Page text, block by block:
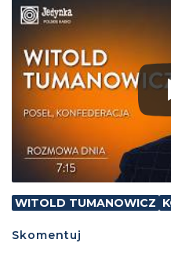
WITOLD TUMANOWICZ
Skomentuj